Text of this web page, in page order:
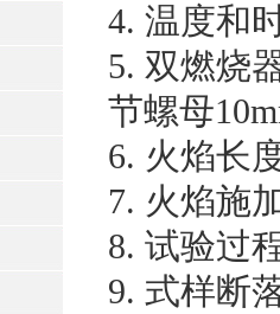
4. 温度和
5. 双燃烧
节螺母
6. 火焰长
7. 火焰施
8. 试验过
9. 式样断